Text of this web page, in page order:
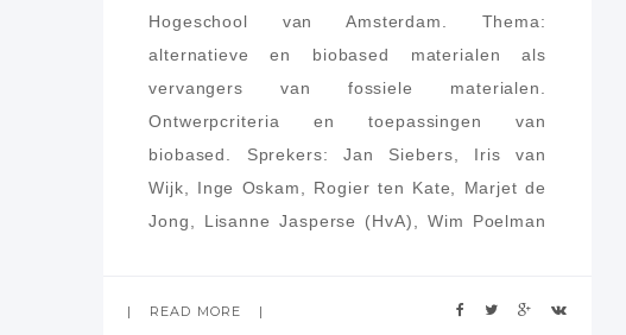
Hogeschool van Amsterdam. Thema:
alternatieve en biobased materialen als
vervangers van fossiele materialen.
Ontwerpcriteria en toepassingen van
biobased. Sprekers: Jan Siebers, Iris van
Wijk, Inge Oskam, Rogier ten Kate, Marjet de
Jong, Lisanne Jasperse (HvA), Wim Poelman
READ MORE